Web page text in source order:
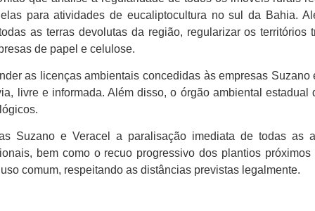
para atividades de eucaliptocultura no sul da Bahia.
as terras devolutas da região, regularizar os territórios
de papel e celulose.
as licenças ambientais concedidas às empresas Suzano
livre e informada. Além disso, o órgão ambiental estadual
Suzano e Veracel a paralisação imediata de todas as
bem como o recuo progressivo dos plantios próximos
comum, respeitando as distâncias previstas legalmente.